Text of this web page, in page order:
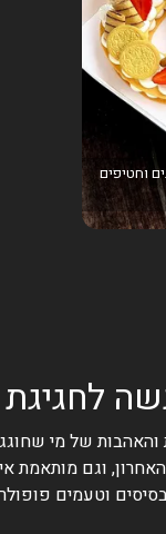
וחטיפים
של מי
טעימה עד הפרט
וטעמים